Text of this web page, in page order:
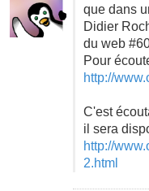
que dans
Didier
du web
Pour
http://
C'est
il sera
http://
2.html